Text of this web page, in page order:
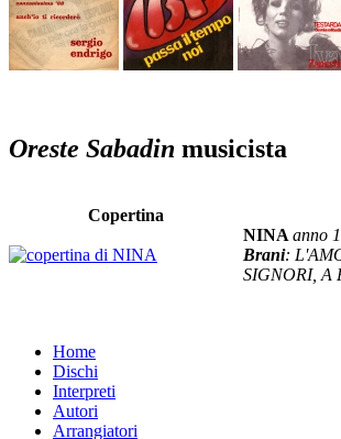
Oreste Sabadin musicista
Copertina
NINA anno
Brani:
SIGNORI, A
Home
Dischi
Interpreti
Autori
Arrangiatori